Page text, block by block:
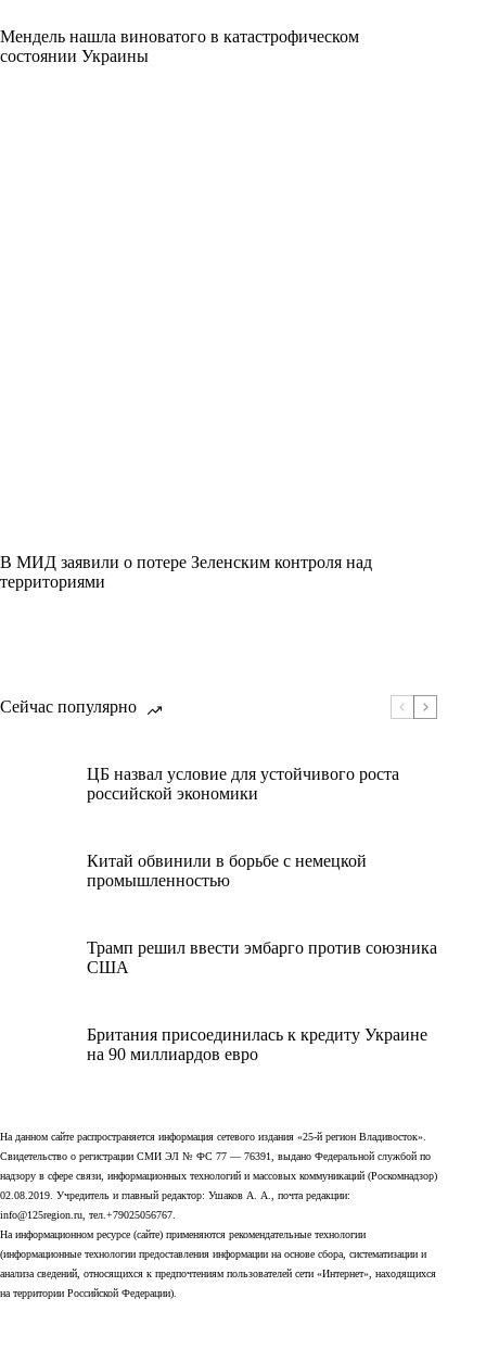
Мендель нашла виноватого в катастрофическом
состоянии Украины
В МИД заявили о потере Зеленским контроля над
территориями
Сейчас популярно
ЦБ назвал условие для устойчивого роста
российской экономики
Китай обвинили в борьбе с немецкой
промышленностью
Трамп решил ввести эмбарго против союзника
США
Британия присоединилась к кредиту Украине
на 90 миллиардов евро
На данном сайте распространяется информация сетевого издания «25-й регион Владивосток».
Свидетельство о регистрации СМИ ЭЛ № ФС 77 — 76391, выдано Федеральной службой по
надзору в сфере связи, информационных технологий и массовых коммуникаций (Роскомнадзор)
02.08.2019. Учредитель и главный редактор: Ушаков А. А., почта редакции:
info@125region.ru, тел.+79025056767.
На информационном ресурсе (сайте) применяются рекомендательные технологии
(информационные технологии предоставления информации на основе сбора, систематизации и
анализа сведений, относящихся к предпочтениям пользователей сети «Интернет», находящихся
на территории Российской Федерации).